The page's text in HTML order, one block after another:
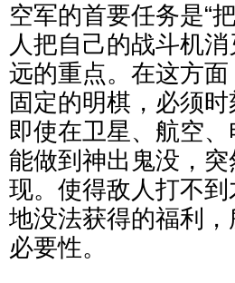
空军的首要任务是“
人把自己的战斗机
远的重点。在这方
固定的明棋，必须
即使在卫星、航空
能做到神出鬼没，
现。使得敌人打不
地没法获得的福利
必要性。